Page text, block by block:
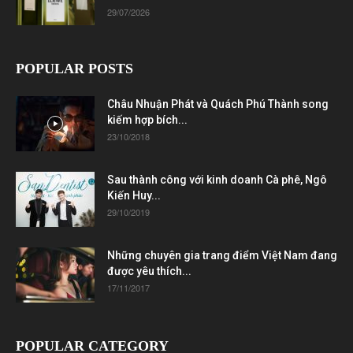
29/07/2026
POPULAR POSTS
Châu Nhuận Phát và Quách Phú Thành song
kiếm hợp bích...
23/10/2018
Sau thành công với kinh doanh Cà phê, Ngô
Kiến Huy...
29/10/2019
Những chuyên gia trang điểm Việt Nam đang
được yêu thích...
17/11/2017
POPULAR CATEGORY